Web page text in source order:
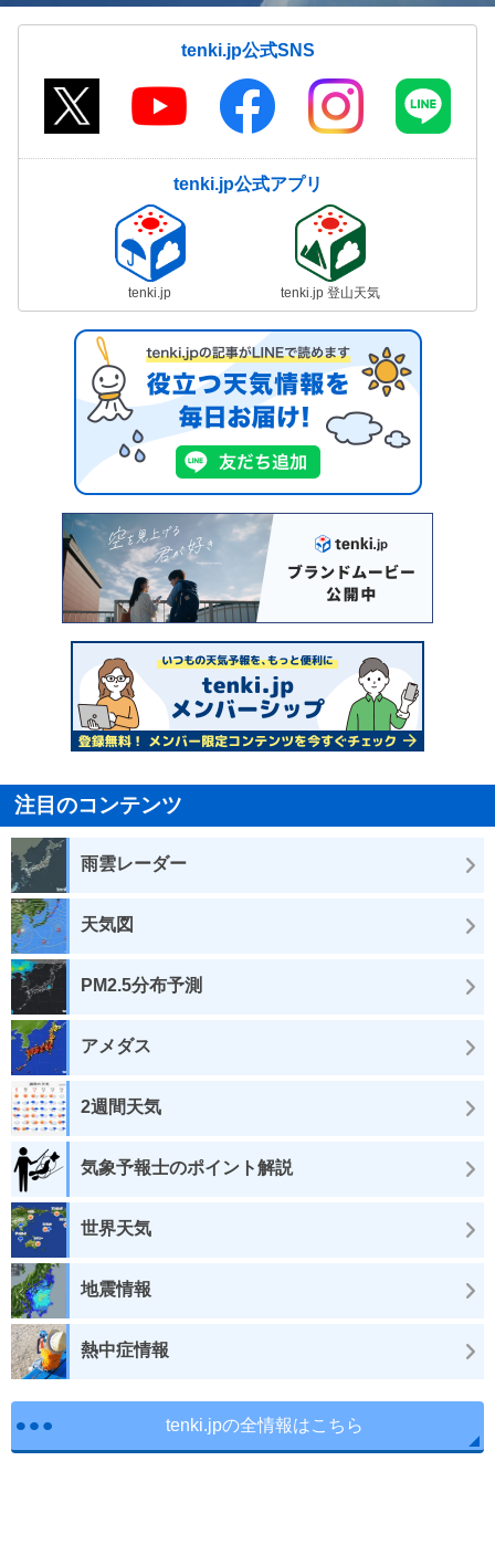
tenki.jp公式SNS
tenki.jp公式アプリ
tenki.jp tenki.jp 登山天気
注目のコンテンツ
雨雲レーダー
天気図
PM2.5分布予測
アメダス
2週間天気
気象予報士のポイント解説
世界天気
地震情報
熱中症情報
tenki.jpの全情報はこちら